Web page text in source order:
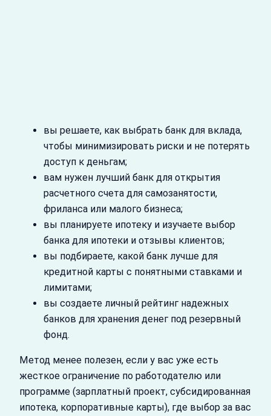
вы решаете, как выбрать банк для вклада,
чтобы минимизировать риски и не потерять
доступ к деньгам;
вам нужен лучший банк для открытия
расчетного счета для самозанятости,
фриланса или малого бизнеса;
вы планируете ипотеку и изучаете выбор
банка для ипотеки и отзывы клиентов;
вы подбираете, какой банк лучше для
кредитной карты с понятными ставками и
лимитами;
вы создаете личный рейтинг надежных
банков для хранения денег под резервный
фонд.
Метод менее полезен, если у вас уже есть
жесткое ограничение по работодателю или
программе (зарплатный проект, субсидированная
ипотека, корпоративные карты), где выбор за вас